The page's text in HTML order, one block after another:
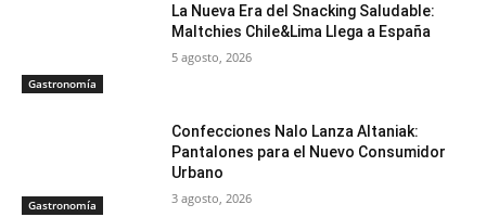
Gastronomía
La Nueva Era del Snacking Saludable:
Maltchies Chile&Lima Llega a España
5 agosto, 2026
Gastronomía
Confecciones Nalo Lanza Altaniak:
Pantalones para el Nuevo Consumidor
Urbano
3 agosto, 2026